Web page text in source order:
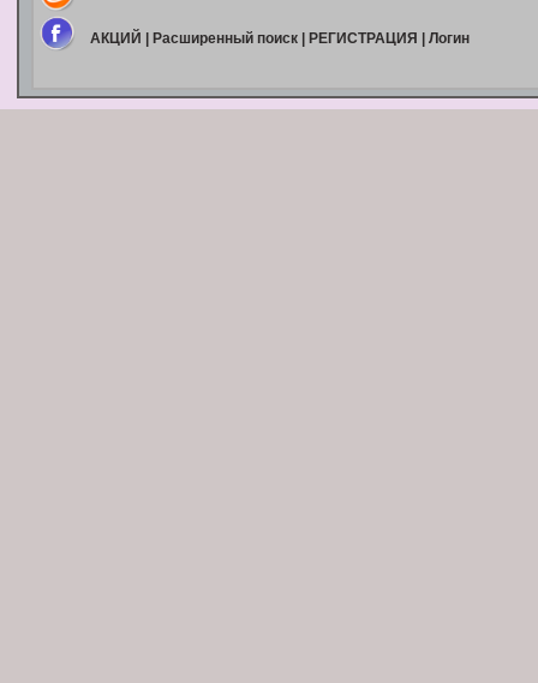
АКЦИЙ Расширенный поиск| РЕГИСТРАЦИЯ Логин